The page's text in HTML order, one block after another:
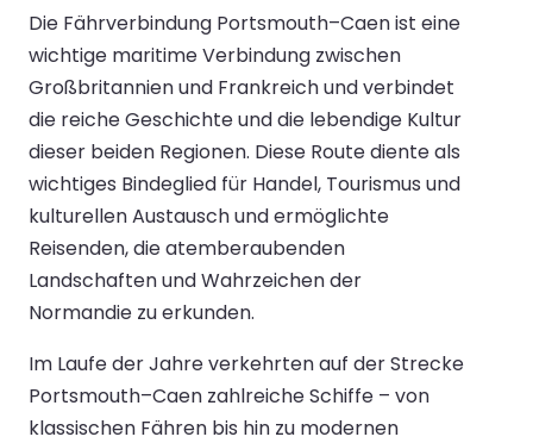
Die Fährverbindung Portsmouth–Caen ist eine
wichtige maritime Verbindung zwischen
Großbritannien und Frankreich und verbindet
die reiche Geschichte und die lebendige Kultur
dieser beiden Regionen. Diese Route diente als
wichtiges Bindeglied für Handel, Tourismus und
kulturellen Austausch und ermöglichte
Reisenden, die atemberaubenden
Landschaften und Wahrzeichen der
Normandie zu erkunden.
Im Laufe der Jahre verkehrten auf der Strecke
Portsmouth–Caen zahlreiche Schiffe – von
klassischen Fähren bis hin zu modernen